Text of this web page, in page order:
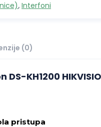
, Interfoni
(0)
KH1200
pristupa